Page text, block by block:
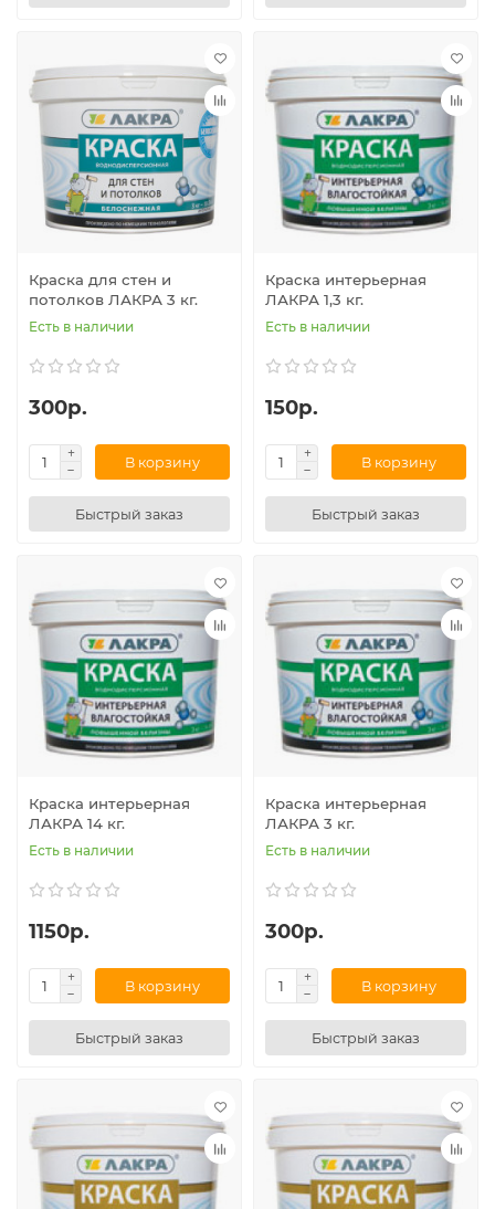
Краска для стен и
потолков ЛАКРА 3 кг.
Есть в наличии
300р.
В корзину
Быстрый заказ
Краска интерьерная
ЛАКРА 1,3 кг.
Есть в наличии
150р.
В корзину
Быстрый заказ
Краска интерьерная
ЛАКРА 14 кг.
Есть в наличии
1150р.
В корзину
Быстрый заказ
Краска интерьерная
ЛАКРА 3 кг.
Есть в наличии
300р.
В корзину
Быстрый заказ